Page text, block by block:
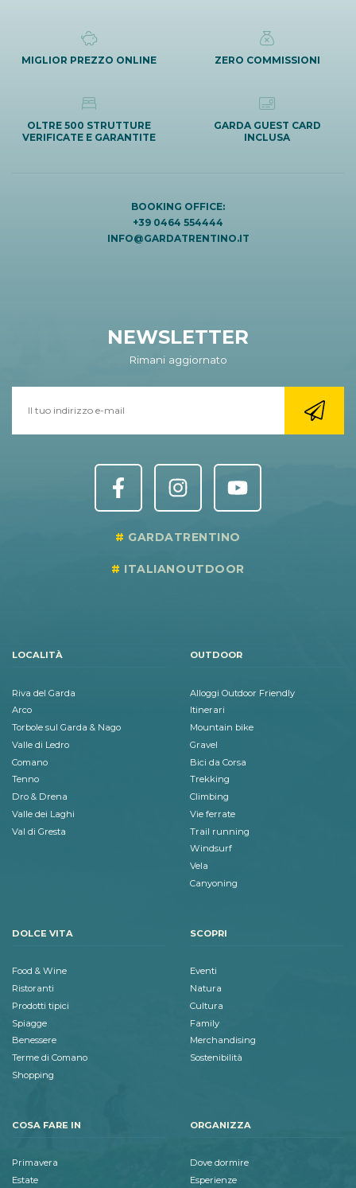
MIGLIOR PREZZO ONLINE ZERO COMMISSIONI
OLTRE 500 STRUTTURE
VERIFICATE E GARANTITE
GARDA GUEST CARD
INCLUSA
BOOKING OFFICE:
+39 0464 554444
INFO@GARDATRENTINO.IT
NEWSLETTER
Rimani aggiornato
GARDATRENTINO
ITALIANOUTDOOR
LOCALITÀ
Riva del Garda
Arco
Torbole sul Garda & Nago
Valle di Ledro
Comano
Tenno
Dro & Drena
Valle dei Laghi
Val di Gresta
OUTDOOR
Alloggi Outdoor Friendly
Itinerari
Mountain bike
Gravel
Bici da Corsa
Trekking
Climbing
Vie ferrate
Trail running
Windsurf
Vela
Canyoning
DOLCE VITA
Food & Wine
Ristoranti
Prodotti tipici
Spiagge
Benessere
Terme di Comano
Shopping
SCOPRI
Eventi
Natura
Cultura
Family
Merchandising
Sostenibilità
COSA FARE IN
Primavera
Estate
ORGANIZZA
Dove dormire
Esperienze